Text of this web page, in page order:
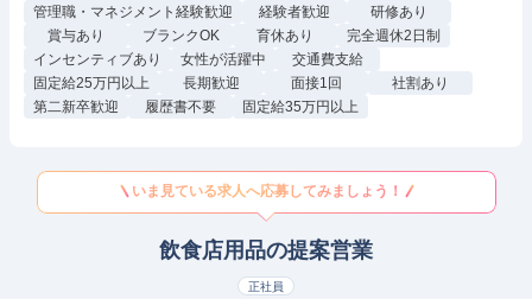
管理職・マネジメント経験歓迎
経験者歓迎
研修あり
賞与あり
ブランクOK 育休あり
完全週休2日制
インセンティブあり
女性が活躍中
交通費支給
固定給25万円以上
長期歓迎 面接1回
社割あり
第二新卒歓迎
履歴書不要 固定給35万円以上
いま見ている求人へ応募してみましょう！
飲食店用品の提案営業
正社員